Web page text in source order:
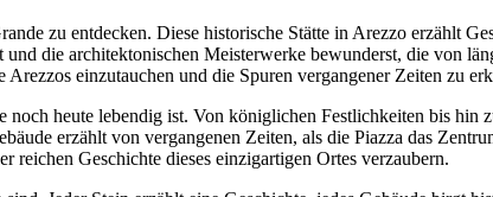
zu entdecken. Diese historische Stätte in Arezzo erzählt
die architektonischen Meisterwerke bewunderst, die von
einzutauchen und die Spuren vergangener Zeiten zu
heute lebendig ist. Von königlichen Festlichkeiten bis hin
erzählt von vergangenen Zeiten, als die Piazza das
reichen Geschichte dieses einzigartigen Ortes verzaubern.